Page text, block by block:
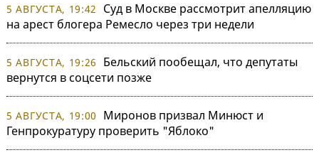
5 АВГУСТА, 19:42
Суд в Москве рассмотрит апелляцию
на арест блогера Ремесло через три недели
5 АВГУСТА, 19:26
Бельский пообещал, что депутаты
вернутся в соцсети позже
5 АВГУСТА, 19:00
Миронов призвал Минюст и
Генпрокуратуру проверить "Яблоко"